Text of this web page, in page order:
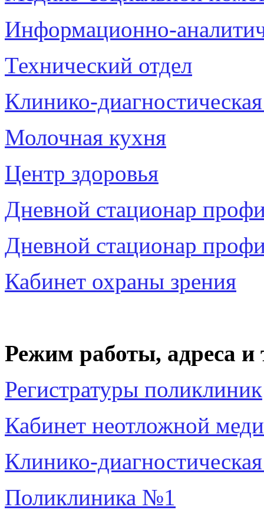
Информационно-
Технический отдел
Клинико-
Молочная кухня
Центр здоровья
Дневной стационар
Дневной стационар
Кабинет охраны зрения
Режим работы, адреса
Регистратуры поликлиник
Кабинет неотложной
Клинико-
Поликлиника №1